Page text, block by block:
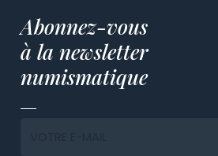
Abonnez-vous
à la newsletter
numismatique